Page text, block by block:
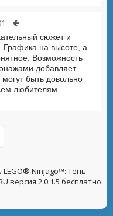
сюжет и
на высоте, а
Возможность
добавляет
быть довольно
любителям
LEGO® Ninjago™: Тень
версия 2.0.1.5 бесплатно